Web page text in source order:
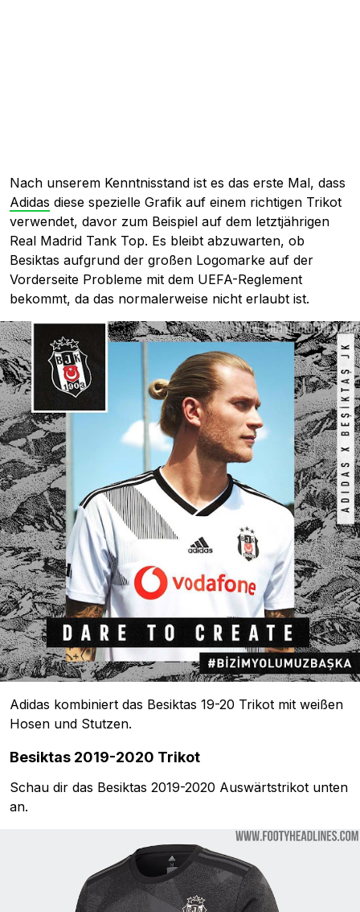
Nach unserem Kenntnisstand ist es das erste Mal, dass
Adidas diese spezielle Grafik auf einem richtigen Trikot
verwendet, davor zum Beispiel auf dem letztjährigen
Real Madrid Tank Top. Es bleibt abzuwarten, ob
Besiktas aufgrund der großen Logomarke auf der
Vorderseite Probleme mit dem UEFA-Reglement
bekommt, da das normalerweise nicht erlaubt ist.
Adidas kombiniert das Besiktas 19-20 Trikot mit weißen
Hosen und Stutzen.
Besiktas 2019-2020 Trikot
Schau dir das Besiktas 2019-2020 Auswärtstrikot unten
an.